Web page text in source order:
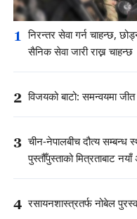
1 निरन्तर सेवा गर्न चाहन्छ,
सैनिक सेवा जारी राख्न चाहन्छ
2 विजयको बाटो: समन्वयमा
3 चीन-नेपालबीच दौत्य सम्बन्ध
पुस्तौँपुस्ताको मित्रताबाट
4 रसायनशास्त्रतर्फ नोबेल